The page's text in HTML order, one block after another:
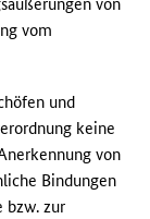
von
vom
und
keine
von
Bindungen
bzw. zur